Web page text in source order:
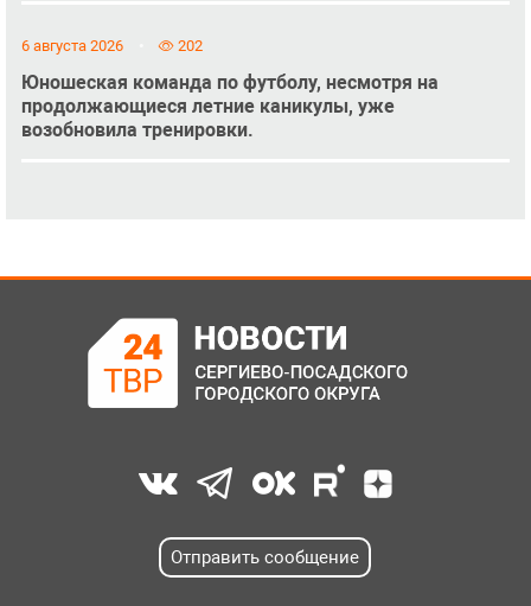
6 августа 2026 202
Юношеская команда по футболу, несмотря на
продолжающиеся летние каникулы, уже
возобновила тренировки.
Отправить сообщение